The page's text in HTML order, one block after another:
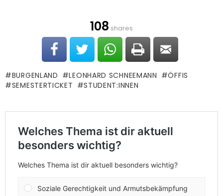
108 shares
BURGENLAND LEONHARD SCHNEEMANN
ÖFFIS
SEMESTERTICKET
STUDENT:INNEN